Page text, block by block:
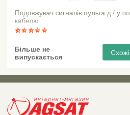
Подовжувач сигналів пульта д / у по
кабелю
Більше не
випускається
Схожі